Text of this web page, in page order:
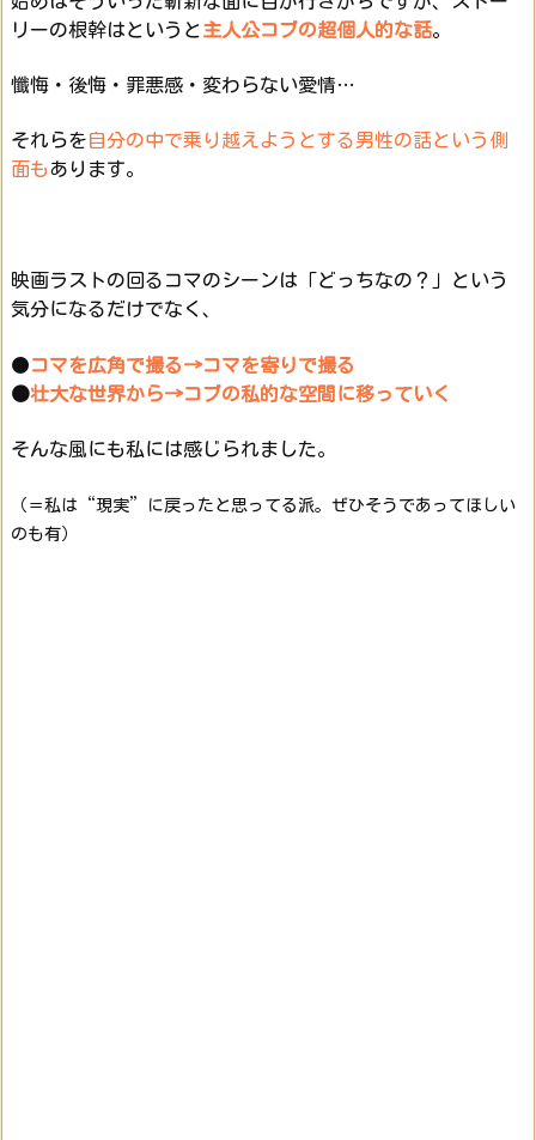
リーの根幹はというと主人公コブの超個人的な話。
懺悔・後悔・罪悪感・変わらない愛情…
それらを自分の中で乗り越えようとする男性の話という側
面もあります。
映画ラストの回るコマのシーンは「どっちなの？」という
気分になるだけでなく、
●コマを広角で撮る→コマを寄りで撮る
●壮大な世界から→コブの私的な空間に移っていく
そんな風にも私には感じられました。
（＝私は“現実”に戻ったと思ってる派。ぜひそうであってほしい
のも有）